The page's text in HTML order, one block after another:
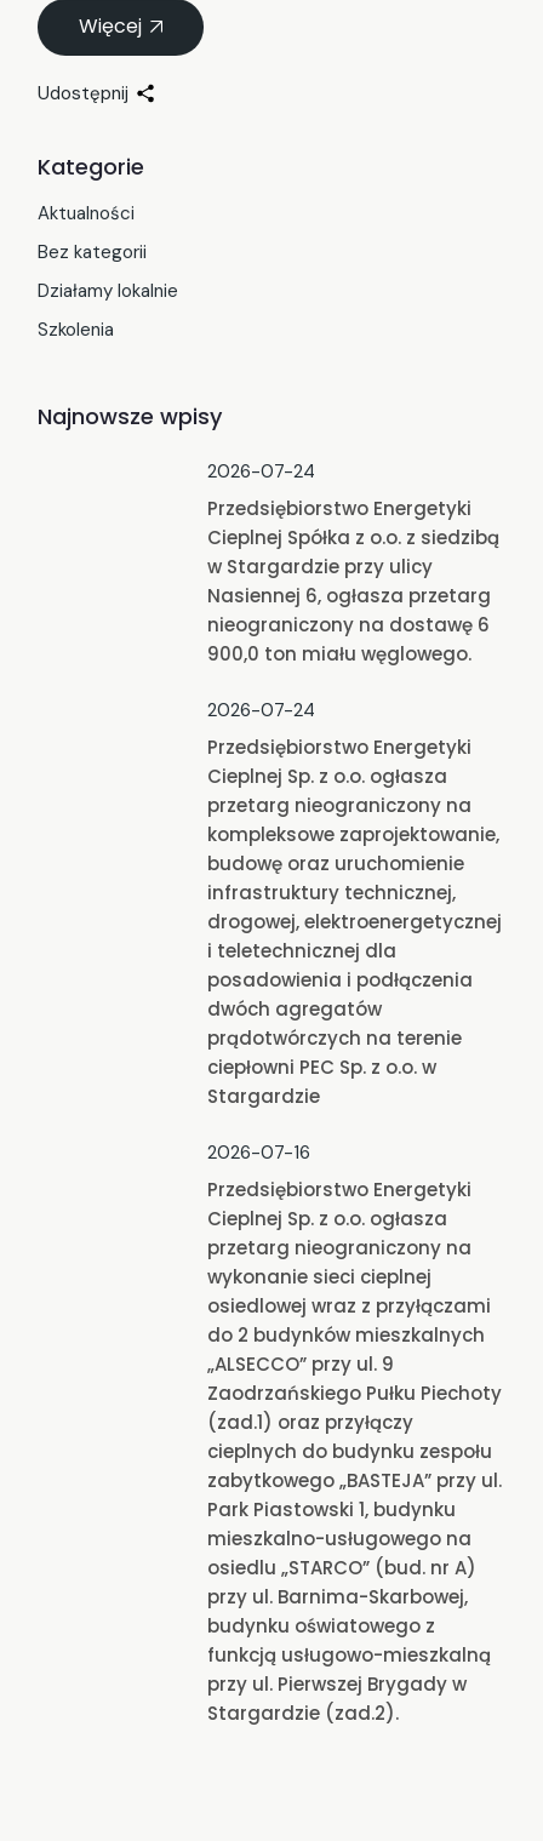
Więcej
Udostępnij
Kategorie
Aktualności
Bez kategorii
Działamy lokalnie
Szkolenia
Najnowsze wpisy
2026-07-24
Przedsiębiorstwo Energetyki
Cieplnej Spółka z o.o. z siedzibą
w Stargardzie przy ulicy
Nasiennej 6, ogłasza przetarg
nieograniczony na dostawę 6
900,0 ton miału węglowego.
2026-07-24
Przedsiębiorstwo Energetyki
Cieplnej Sp. z o.o. ogłasza
przetarg nieograniczony na
kompleksowe zaprojektowanie,
budowę oraz uruchomienie
infrastruktury technicznej,
drogowej, elektroenergetycznej
i teletechnicznej dla
posadowienia i podłączenia
dwóch agregatów
prądotwórczych na terenie
ciepłowni PEC Sp. z o.o. w
Stargardzie
2026-07-16
Przedsiębiorstwo Energetyki
Cieplnej Sp. z o.o. ogłasza
przetarg nieograniczony na
wykonanie sieci cieplnej
osiedlowej wraz z przyłączami
do 2 budynków mieszkalnych
„ALSECCO” przy ul. 9
Zaodrzańskiego Pułku Piechoty
(zad.1) oraz przyłączy
cieplnych do budynku zespołu
zabytkowego „BASTEJA” przy ul.
Park Piastowski 1, budynku
mieszkalno-usługowego na
osiedlu „STARCO” (bud. nr A)
przy ul. Barnima-Skarbowej,
budynku oświatowego z
funkcją usługowo-mieszkalną
przy ul. Pierwszej Brygady w
Stargardzie (zad.2).